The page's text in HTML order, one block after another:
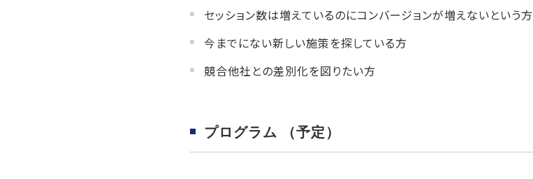
セッション数は増えているのにコンバージョンが増えないという方
今までにない新しい施策を探している方
競合他社との差別化を図りたい方
プログラム （予定）